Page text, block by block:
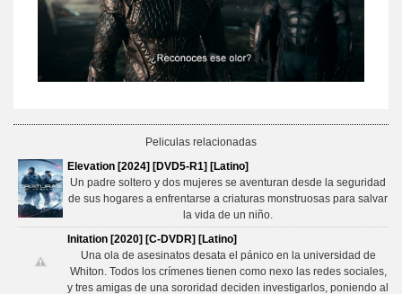
Peliculas relacionadas
Elevation [2024] [DVD5-R1] [Latino]
Un padre soltero y dos mujeres se aventuran desde la seguridad
de sus hogares a enfrentarse a criaturas monstruosas para salvar
la vida de un niño.
Initation [2020] [C-DVDR] [Latino]
Una ola de asesinatos desata el pánico en la universidad de
Whiton. Todos los crímenes tienen como nexo las redes sociales,
y tres amigas de una sororidad deciden investigarlos, poniendo al